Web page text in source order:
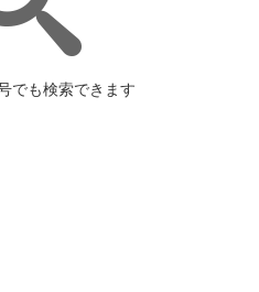
でも検索できます